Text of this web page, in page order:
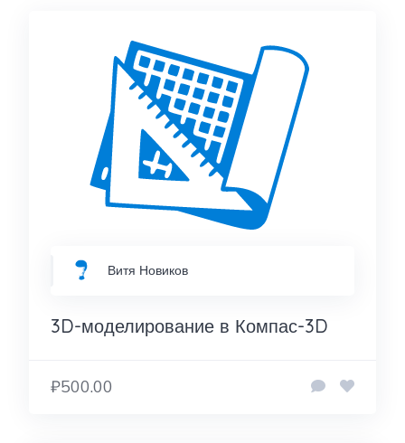
Витя Новиков
3D-моделирование в Компас-3D
₽500.00